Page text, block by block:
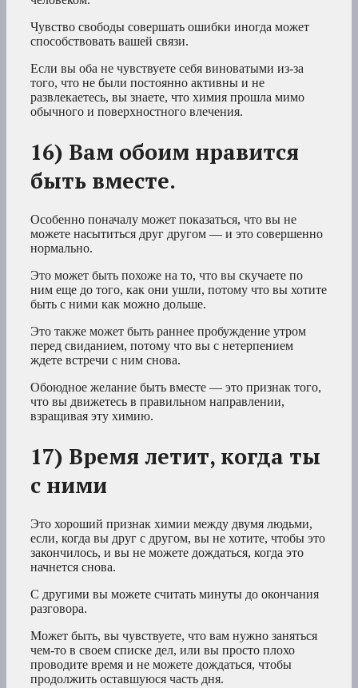
Чувство свободы совершать ошибки иногда может
способствовать вашей связи.
Если вы оба не чувствуете себя виноватыми из-за
того, что не были постоянно активны и не
развлекаетесь, вы знаете, что химия прошла мимо
обычного и поверхностного влечения.
16) Вам обоим нравится
быть вместе.
Особенно поначалу может показаться, что вы не
можете насытиться друг другом — и это совершенно
нормально.
Это может быть похоже на то, что вы скучаете по
ним еще до того, как они ушли, потому что вы хотите
быть с ними как можно дольше.
Это также может быть раннее пробуждение утром
перед свиданием, потому что вы с нетерпением
ждете встречи с ним снова.
Обоюдное желание быть вместе — это признак того,
что вы движетесь в правильном направлении,
взращивая эту химию.
17) Время летит, когда ты
с ними
Это хороший признак химии между двумя людьми,
если, когда вы друг с другом, вы не хотите, чтобы это
закончилось, и вы не можете дождаться, когда это
начнется снова.
С другими вы можете считать минуты до окончания
разговора.
Может быть, вы чувствуете, что вам нужно заняться
чем-то в своем списке дел, или вы просто плохо
проводите время и не можете дождаться, чтобы
продолжить оставшуюся часть дня.